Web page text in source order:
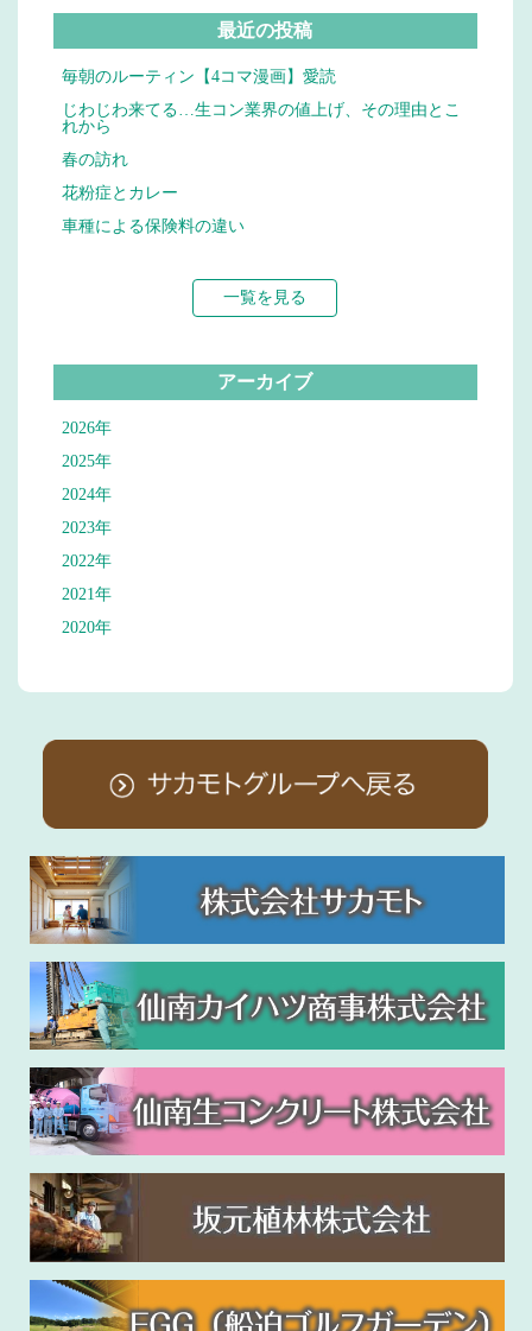
最近の投稿
毎朝のルーティン【4コマ漫画】愛読
じわじわ来てる…生コン業界の値上げ、その理由とこ
れから
春の訪れ
花粉症とカレー
車種による保険料の違い
一覧を見る
アーカイブ
2026年
2025年
2024年
2023年
2022年
2021年
2020年